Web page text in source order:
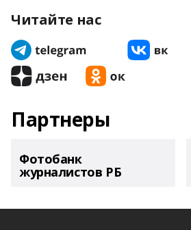
Читайте нас
Партнеры
Фотобанк
журналистов РБ